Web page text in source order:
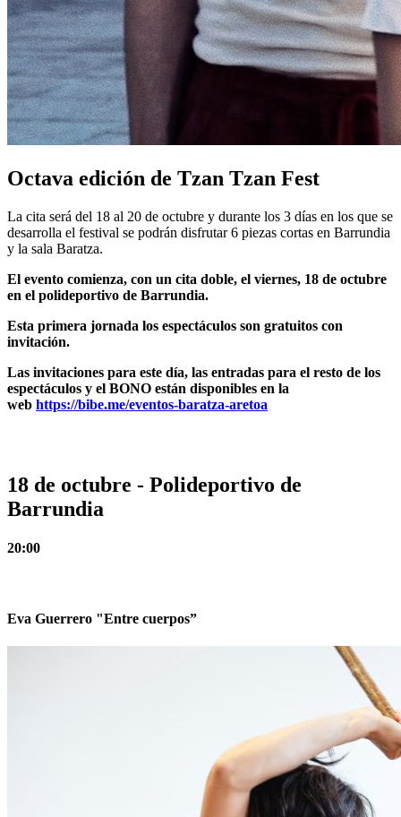
Octava edición de Tzan Tzan Fest
La cita será del 18 al 20 de octubre y durante los 3 días en los que se
desarrolla el festival se podrán disfrutar 6 piezas cortas en Barrundia
y la sala Baratza.
El evento comienza, con un cita doble, el viernes, 18 de octubre
en el polideportivo de Barrundia.
Esta primera jornada los espectáculos son gratuitos con
invitación.
Las invitaciones para este día, las entradas para el resto de los
espectáculos y el BONO están disponibles en la
web https://bibe.me/eventos-baratza-aretoa
18 de octubre - Polideportivo de
Barrundia
20:00
Eva Guerrero "Entre cuerpos”